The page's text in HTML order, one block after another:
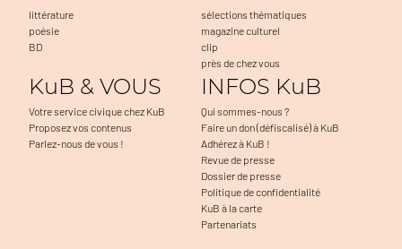
littérature
poésie
BD
sélections thématiques
magazine culturel
clip
près de chez vous
KuB & VOUS
Votre service civique chez KuB
Proposez vos contenus
Parlez-nous de vous !
INFOS KuB
Qui sommes-nous ?
Faire un don (défiscalisé) à KuB
Adhérez à KuB !
Revue de presse
Dossier de presse
Politique de confidentialité
KuB à la carte
Partenariats